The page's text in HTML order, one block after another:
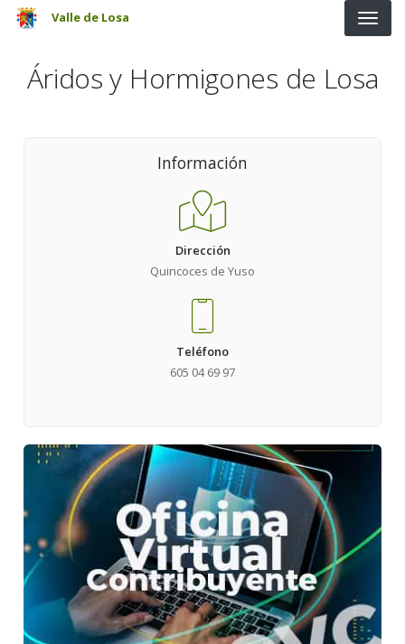
Pasar al contenido principal
Valle de Losa
Áridos y Hormigones de Losa
Información
Dirección
Quincoces de Yuso
Teléfono
605 04 69 97